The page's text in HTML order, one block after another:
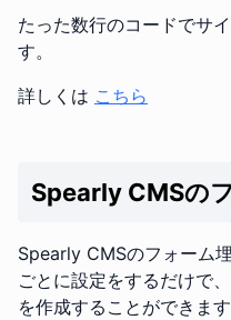
たった数行のコードでサ
す。
詳しくは こちら
Spearly CMSの
Spearly CMSのフォーム
ごとに設定をするだけで
を作成することができます